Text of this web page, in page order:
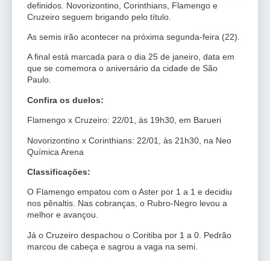
definidos. Novorizontino, Corinthians, Flamengo e
Cruzeiro seguem brigando pelo título.
As semis irão acontecer na próxima segunda-feira (22).
A final está marcada para o dia 25 de janeiro, data em
que se comemora o aniversário da cidade de São
Paulo.
Confira os duelos:
Flamengo x Cruzeiro: 22/01, às 19h30, em Barueri
Novorizontino x Corinthians: 22/01, às 21h30, na Neo
Química Arena
Classificações:
O Flamengo empatou com o Aster por 1 a 1 e decidiu
nos pênaltis. Nas cobranças, o Rubro-Negro levou a
melhor e avançou.
Já o Cruzeiro despachou o Coritiba por 1 a 0. Pedrão
marcou de cabeça e sagrou a vaga na semi.